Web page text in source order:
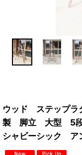
ウッド ステップ
製 脚立 大型 5段
シャビーシック ア